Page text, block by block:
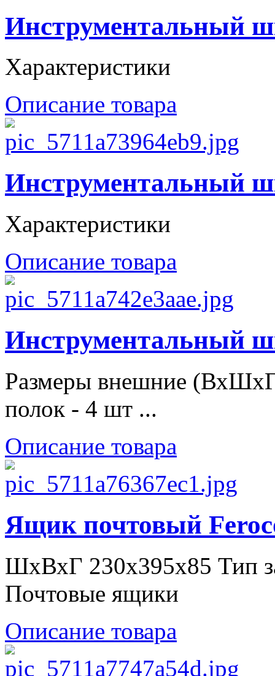
Инструментальный
Характеристики
Описание товара
Инструментальный
Характеристики
Описание товара
Инструментальный
Размеры внешние
полок - 4 шт ...
Описание товара
Ящик почтовый
ШхВхГ 230х395х85 Тип
Почтовые ящики
Описание товара